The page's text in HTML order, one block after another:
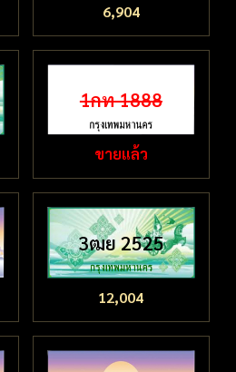
6,904
1กท 1888
ขายแล้ว
3ฒย 2525
12,004